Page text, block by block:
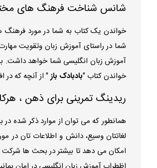
شانس شناخت فرهنگ های
خواندن یک کتاب به شما در مورد فرهنگ
شما در راستای آموزش زبان وتقویت
آموزش زبان انگلیسی شما خواهد داشت.
خواندن کتاب "بادبادک باز" از آنچه که در
ریدینگ تمرینی برای ذهن ،
همانطور که می توان از موارد ذکر شده
لغاتتان وسیع، دانش و اطلاعات تان در
امکان می دهد تا بیشتر در بحث ها شرکت